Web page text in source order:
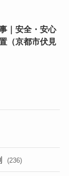
｜安全・安心
（京都市伏見
(236)